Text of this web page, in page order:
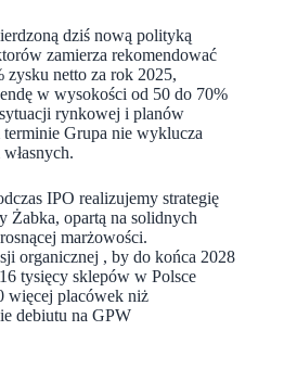
dziś nową polityką
zamierza rekomendować
netto za rok 2025,
w wysokości od 50 do 70%
rynkowej i planów
Grupa nie wyklucza
IPO realizujemy strategię
Żabka, opartą na solidnych
marżowości.
organicznej , by do końca 2028
tysięcy sklepów w Polsce
więcej placówek niż
debiutu na GPW